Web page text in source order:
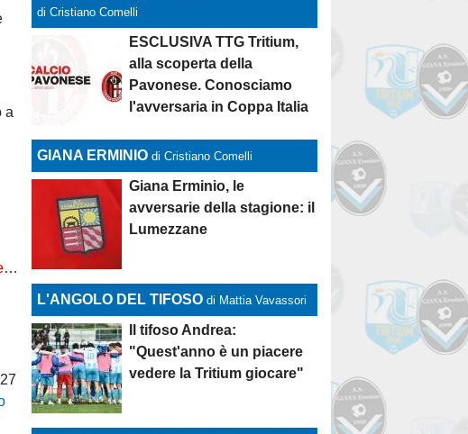
a
di Cristiano Comelli
ESCLUSIVA TTG Tritium,
alla scoperta della
Pavonese. Conosciamo
l'avversaria in Coppa Italia
GIANA ERMINIO di Cristiano Comelli
Giana Erminio, le
avversarie della stagione: il
Lumezzane
L'ANGOLO DEL TIFOSO di Mattia Vavassori
Il tifoso Andrea:
"Quest'anno è un piacere
vedere la Tritium giocare"